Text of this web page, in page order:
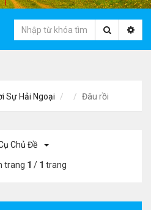
Sự Hải Ngoại Đâu rồi
Chủ Đề
trang 1 / 1 trang